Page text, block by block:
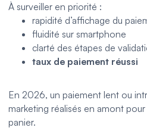
À surveiller en priorité :
rapidité d’affichage du
fluidité sur smartphone
clarté des étapes de
taux de paiement réussi
En 2026, un paiement lent ou
marketing réalisés en amont pour
panier.